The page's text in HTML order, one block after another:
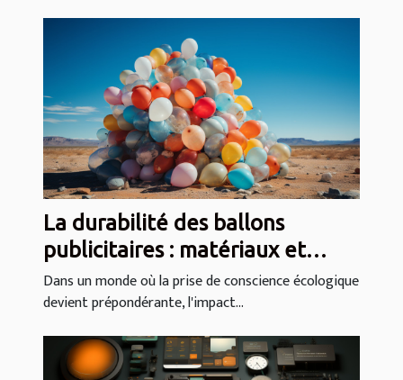
La durabilité des ballons
publicitaires : matériaux et
pratiques éco-responsables
Dans un monde où la prise de conscience écologique
devient prépondérante, l'impact...